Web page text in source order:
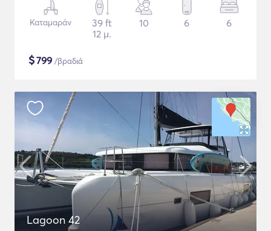
Καταμαράν
39 ft
12 μ.
10 6 6
$799 /βραδιά
Lagoon 42